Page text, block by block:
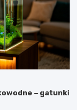
– gatunki